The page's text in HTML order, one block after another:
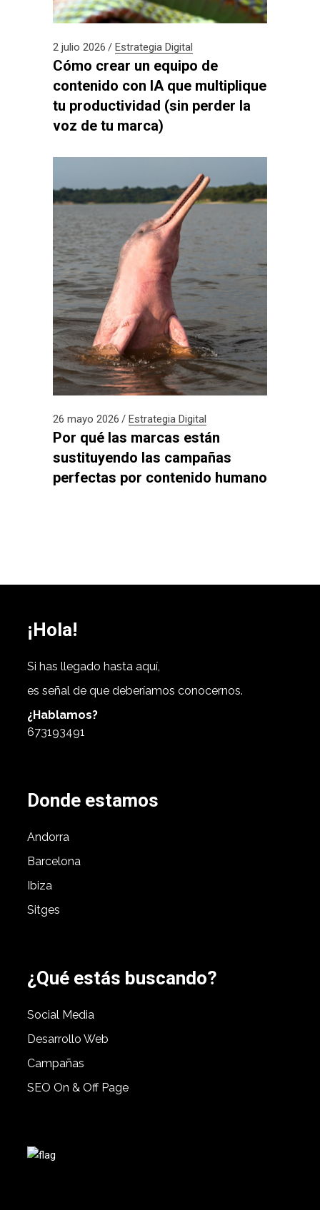
2 julio 2026 Estrategia Digital
Cómo crear un equipo de
contenido con IA que multiplique
tu productividad (sin perder la
voz de tu marca)
26 mayo 2026 Estrategia Digital
Por qué las marcas están
sustituyendo las campañas
perfectas por contenido humano
¡Hola!
Si has llegado hasta aquí,
es señal de que deberíamos conocernos.
¿Hablamos?
673193491
Donde estamos
Andorra
Barcelona
Ibiza
Sitges
¿Qué estás buscando?
Social Media
Desarrollo Web
Campañas
SEO On & Off Page